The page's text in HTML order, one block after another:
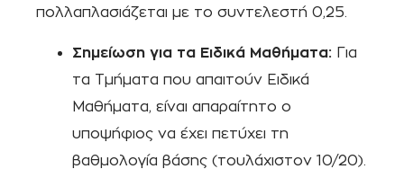
πολλαπλασιάζεται με το συντελεστή 0,25.
Σημείωση για τα Ειδικά Μαθήματα: Για
τα Τμήματα που απαιτούν Ειδικά
Μαθήματα, είναι απαραίτητο ο
υποψήφιος να έχει πετύχει τη
βαθμολογία βάσης (τουλάχιστον 10/20).